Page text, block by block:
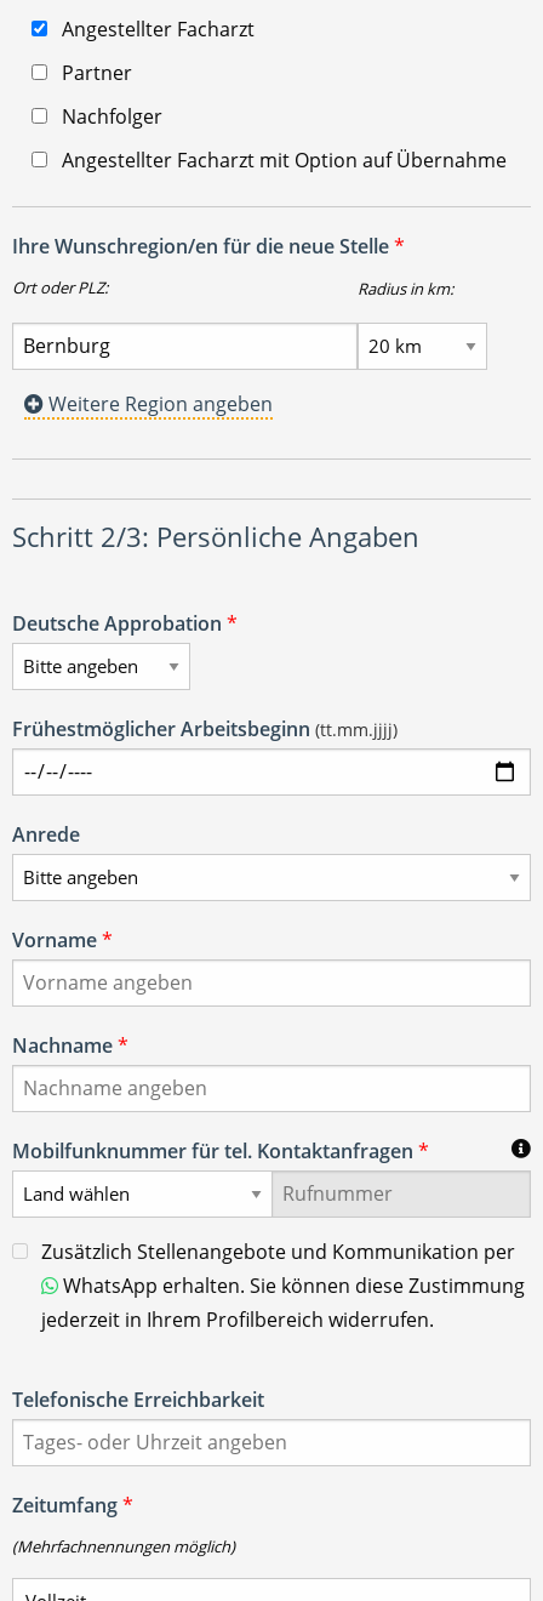
Angestellter Facharzt
Partner
Nachfolger
Angestellter Facharzt mit Option auf Übernahme
Ihre Wunschregion/en für die neue Stelle*
Ort oder PLZ: Radius in km:
Weitere Region angeben
Schritt 2/3: Persönliche Angaben
Deutsche Approbation *
Frühestmöglicher Arbeitsbeginn (tt.mm.jjjj)
Anrede
Vorname*
Nachname*
Mobilfunknummer für tel. Kontaktanfragen *
Zusätzlich Stellenangebote und Kommunikation per
WhatsApp erhalten. Sie können diese Zustimmung
jederzeit in Ihrem Profilbereich widerrufen.
Telefonische Erreichbarkeit
Zeitumfang*
(Mehrfachnennungen möglich)